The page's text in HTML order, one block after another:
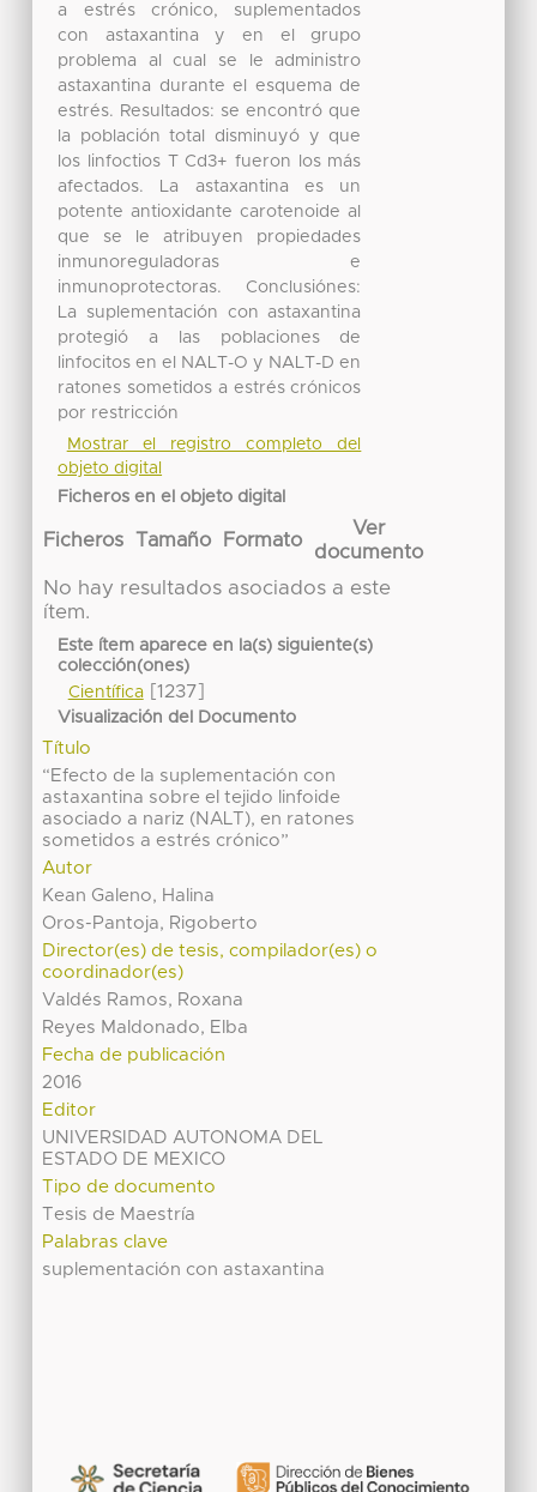
a estrés crónico, suplementados
con astaxantina y en el grupo
problema al cual se le administro
astaxantina durante el esquema de
estrés. Resultados: se encontró que
la población total disminuyó y que
los linfoctios T Cd3+ fueron los más
afectados. La astaxantina es un
potente antioxidante carotenoide al
que se le atribuyen propiedades
inmunoreguladoras e
inmunoprotectoras. Conclusiónes:
La suplementación con astaxantina
protegió a las poblaciones de
linfocitos en el NALT-O y NALT-D en
ratones sometidos a estrés crónicos
por restricción
Mostrar el registro completo del
objeto digital
Ficheros en el objeto digital
Ficheros Tamaño Formato
Ver
documento
No hay resultados asociados a este
ítem.
Este ítem aparece en la(s) siguiente(s)
colección(ones)
Científica[1237]
Visualización del Documento
Título
“Efecto de la suplementación con
astaxantina sobre el tejido linfoide
asociado a nariz (NALT), en ratones
sometidos a estrés crónico”
Autor
Kean Galeno, Halina
Oros-Pantoja, Rigoberto
Director(es) de tesis, compilador(es) o
coordinador(es)
Valdés Ramos, Roxana
Reyes Maldonado, Elba
Fecha de publicación
2016
Editor
UNIVERSIDAD AUTONOMA DEL
ESTADO DE MEXICO
Tipo de documento
Tesis de Maestría
Palabras clave
suplementación con astaxantina